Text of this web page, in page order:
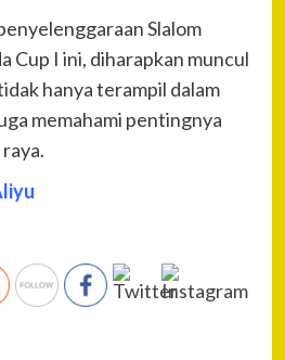
Slalom
Cup I ini, diharapkan muncul
hanya terampil dalam
memahami pentingnya